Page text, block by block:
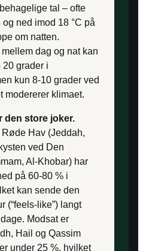
tal – ofte
ned imod 18 °C på
om natten.
dag og nat kan
grader i
kun 8-10 grader ved
modererer klimaet.
den store joker.
Hav (Jeddah,
ved Den
Al-Khobar) har
på 60-80 % i
kan sende den
(“feels-like”) langt
Modsat er
Hail og Qassim
under 25 %, hvilket